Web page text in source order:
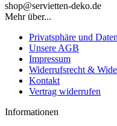
shop@servietten-deko.de
Mehr über...
Privatsphäre und
Unsere AGB
Impressum
Widerrufsrecht &
Kontakt
Vertrag widerrufen
Informationen